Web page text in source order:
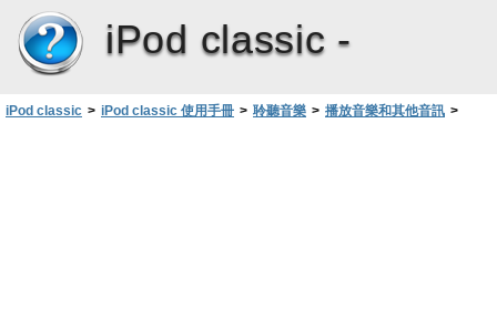
iPod classic -
iPod classic > iPod classic 使用手冊 > 聆聽音樂 > 播放音樂和其他音訊 >